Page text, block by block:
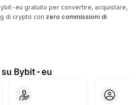
eu gratuito per convertire, acquistare,
di crypto con zero commissioni di
Bybit-eu